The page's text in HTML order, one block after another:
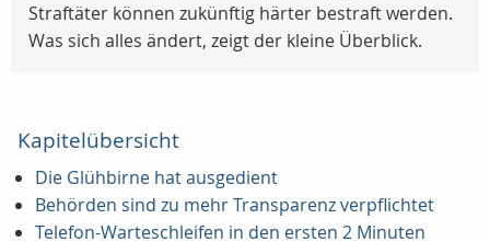
Straftäter können zukünftig härter bestraft werden.
Was sich alles ändert, zeigt der kleine Überblick.
Kapitelübersicht
Die Glühbirne hat ausgedient
Behörden sind zu mehr Transparenz verpflichtet
Telefon-Warteschleifen in den ersten 2 Minuten